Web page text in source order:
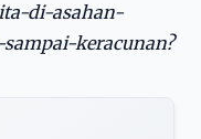
di-asahan-
keracunan?